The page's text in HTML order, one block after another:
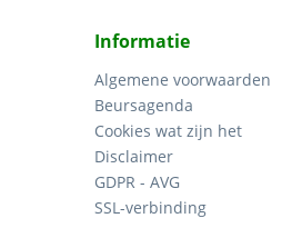
Informatie
Algemene voorwaarden
Beursagenda
Cookies wat zijn het
Disclaimer
GDPR - AVG
SSL-verbinding